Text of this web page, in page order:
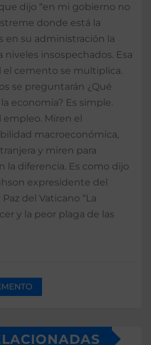
dijo “en mi gobierno no
donde está la
en su administración la
niveles insospechados. Esa
el cemento se multiplica.
se preguntarán ¿Qué
economía? Es simple.
empleo. Miren el
macroeconómica,
y miren para
la diferencia. Es como dijo
expresidente del
del Vaticano “La
y la peor plaga de las